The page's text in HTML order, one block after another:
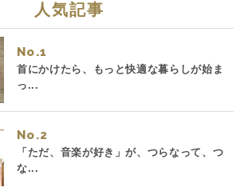
人気記事
No.
首にかけたら、もっと快適な暮らしが始ま
っ...
No.
「ただ、音楽が好き」が、つらなって、つ
な...